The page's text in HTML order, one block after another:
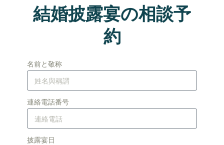
結婚披露宴の相談予
約
名前と敬称
連絡電話番号
披露宴日